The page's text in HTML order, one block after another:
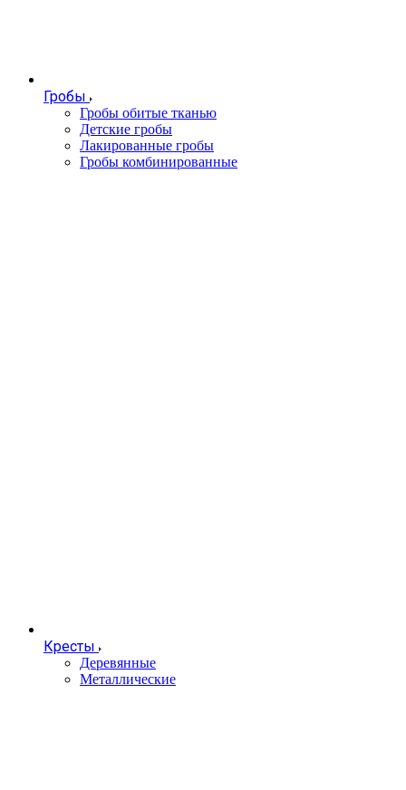
Гробы
Гробы обитые тканью
Детские гробы
Лакированные гробы
Гробы комбинированные
Кресты
Деревянные
Металлические